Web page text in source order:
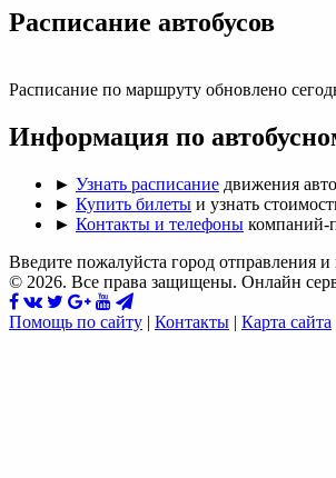
Раcписание автобусов
Расписание по маршруту обновлено
Информация по
► Узнать расписание движения
► Купить билеты и узнать
► Контакты и телефоны компаний-
Введите пожалуйста город отправления
© 2026. Все права защищены. Онлайн
Помощь по сайту | Контакты | Карта сайта